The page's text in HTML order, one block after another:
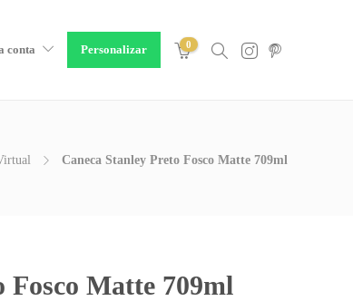
conta Personalizar 0
Caneca Stanley Preto Fosco Matte 709ml
Fosco Matte 709ml